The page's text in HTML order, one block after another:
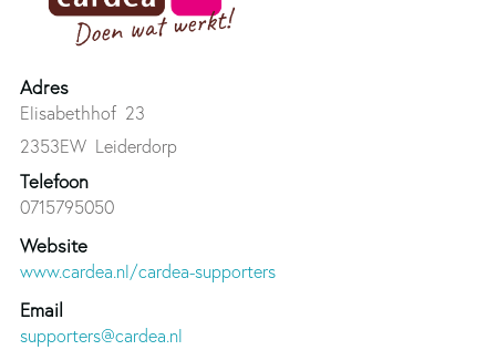
Adres
Elisabethhof 23
2353EW Leiderdorp
Telefoon
0715795050
Website
www.cardea.nl/cardea-supporters
Email
supporters@cardea.nl